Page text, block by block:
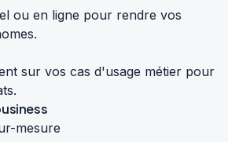
ou en ligne pour rendre vos
sur vos cas d'usage métier pour
mesure